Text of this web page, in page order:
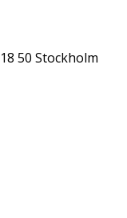
50 Stockholm